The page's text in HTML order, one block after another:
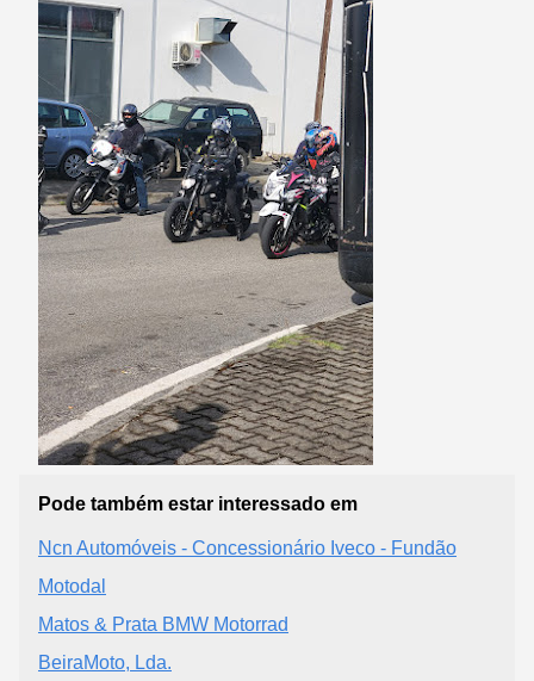
Pode também estar interessado em
Ncn Automóveis - Concessionário Iveco - Fundão
Motodal
Matos & Prata BMW Motorrad
BeiraMoto, Lda.